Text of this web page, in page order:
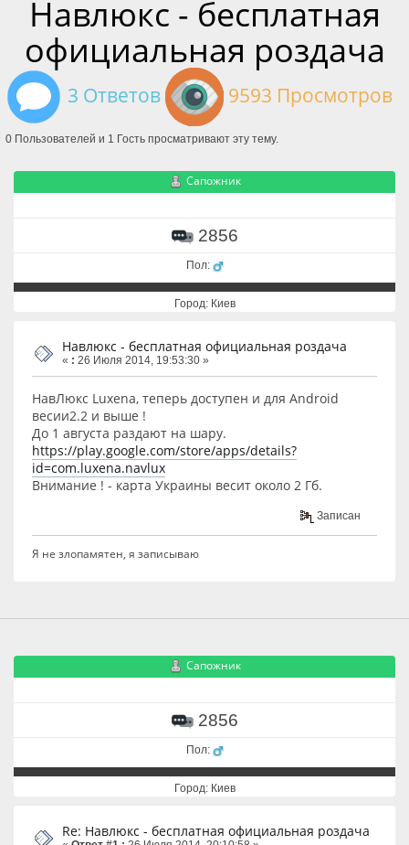
Навлюкс - бесплатная
официальная роздача
3 Ответов 9593 Просмотров
0 Пользователей и 1 Гость просматривают эту тему.
Сапожник
2856
Пол:
Город: Киев
Навлюкс - бесплатная официальная роздача
« : 26 Июля 2014, 19:53:30 »
НавЛюкс Luxena, теперь доступен и для Android
весии2.2 и выше !
До 1 августа раздают на шару.
https://play.google.com/store/apps/details?
id=com.luxena.navlux
Внимание ! - карта Украины весит около 2 Гб.
Записан
Я не злопамятен, я записываю
Сапожник
2856
Пол:
Город: Киев
Re: Навлюкс - бесплатная официальная роздача